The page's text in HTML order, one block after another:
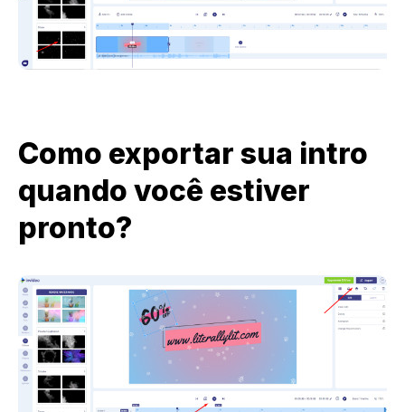
Como exportar sua intro
quando você estiver
pronto?